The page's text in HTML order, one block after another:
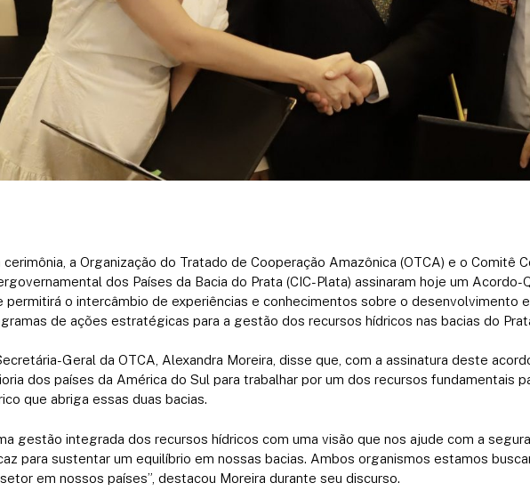
cerimônia, a Organização do Tratado de Cooperação Amazônica (OTCA) e o Comitê
dos Países da Bacia do Prata (CIC-Plata) assinaram hoje um Acordo-
permitirá o intercâmbio de experiências e conhecimentos sobre o desenvolvimento
de ações estratégicas para a gestão dos recursos hídricos nas bacias do
Geral da OTCA, Alexandra Moreira, disse que, com a assinatura deste
dos países da América do Sul para trabalhar por um dos recursos fundamentais
que abriga essas duas bacias.
gestão integrada dos recursos hídricos com uma visão que nos ajude com a
para sustentar um equilíbrio em nossas bacias. Ambos organismos estamos
em nossos países”, destacou Moreira durante seu discurso.